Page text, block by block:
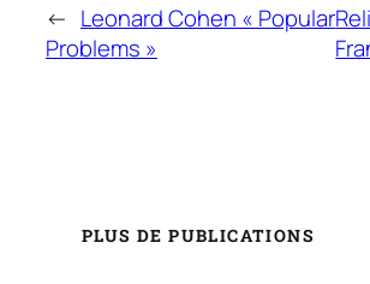
← Leonard Cohen « Popular
Problems »
PLUS DE PUBLICATIONS